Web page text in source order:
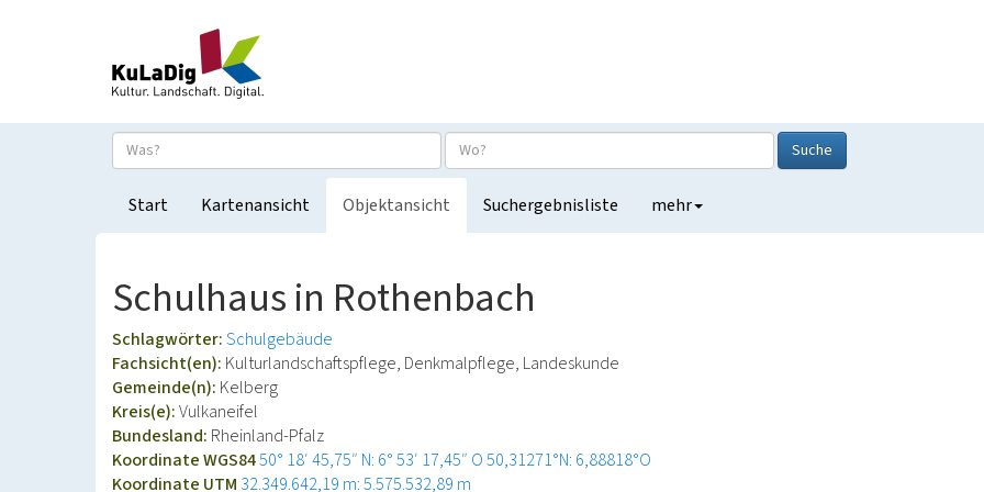
Suche
Start Kartenansicht Objektansicht Suchergebnisliste mehr
Schulhaus in Rothenbach
Schlagwörter:Schulgebäude
Fachsicht(en): Kulturlandschaftspflege, Denkmalpflege, Landeskunde
Gemeinde(n): Kelberg
Kreis(e):Vulkaneifel
Bundesland: Rheinland-Pfalz
Koordinate WGS8450° 18′ 45,75″ N: 6° 53′ 17,45″ O50,31271°N: 6,88818°O
Koordinate UTM 32.349.642,19 m: 5.575.532,89 m